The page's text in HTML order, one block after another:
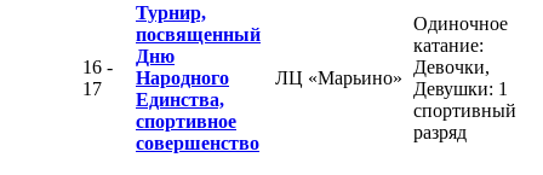
16 -
17
Турнир,
посвященный
Дню
Народного
Единства,
спортивное
совершенство
ЛЦ «Марьино»
Одиночное
катание:
Девочки,
Девушки: 1
спортивный
разряд